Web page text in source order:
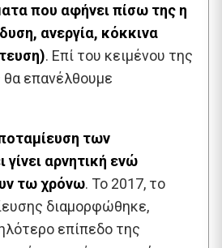
που αφήνει πίσω της η
ανεργία, κόκκινα
. Επί του κειμένου της
επανέλθουμε
των
γίνει αρνητική ενώ
τω χρόνω. Το 2017, το
διαμορφώθηκε,
επίπεδο της